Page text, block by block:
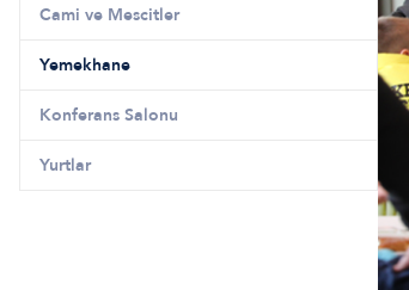
Cami ve Mescitler
Yemekhane
Konferans Salonu
Yurtlar